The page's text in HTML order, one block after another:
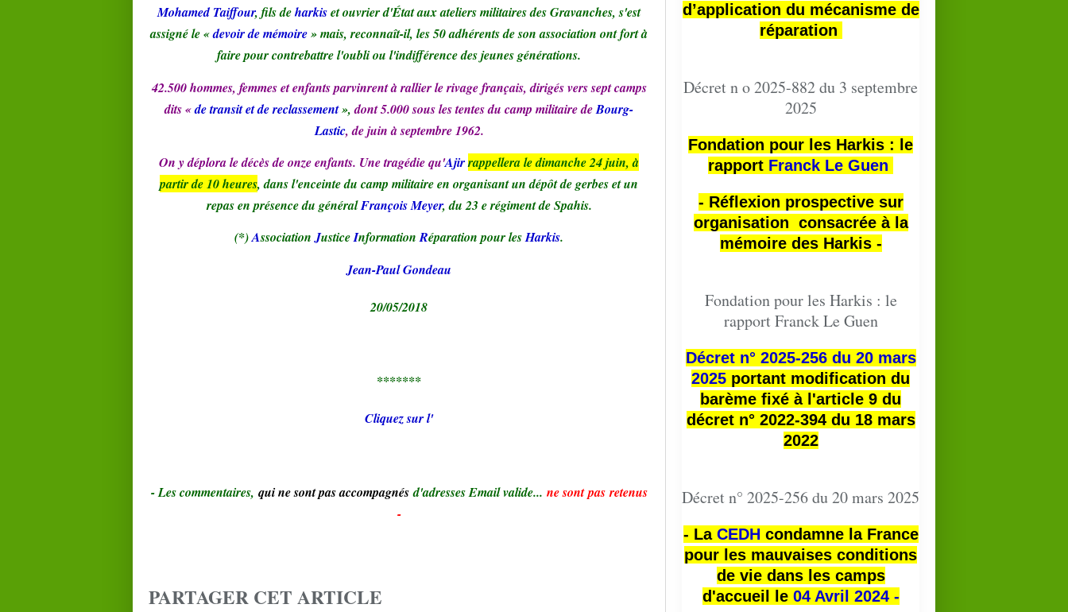
Mohamed Taiffour, fils deharkiset ouvrier d'État aux ateliers militaires des Gravanches, s'est
assigné le «devoir de mémoire» mais, reconnaît-il, les 50 adhérents de son association ont fort à
faire pour contrebattre l'oubli ou l'indifférence des jeunes générations.
42.500 hommes, femmes et enfants parvinrent à rallier le rivage français, dirigés vers sept camps
dits «de transit et de reclassement»,dont 5.000 sous les tentes du camp militaire deBourg-
Lastic, de juin à septembre 1962.
On y déplora le décès de onze enfants. Une tragédie qu'Ajirrappellera le dimanche 24 juin, à
partir de 10 heures, dans l'enceinte du camp militaire en organisant un dépôt de gerbes et un
repas en présence du généralFrançois Meyer, du 23 e régiment de Spahis.
(*)AssociationJusticeInformationRéparation pour lesHarkis.
Jean-Paul Gondeau
20/05/2018
*******
Cliquez sur l'
- Les commentaires, qui ne sont pas accompagnésd'adresses Email valide... ne sont pas retenus
-
PARTAGER CET ARTICLE
d’application du mécanisme de
réparation
Décret n o 2025-882 du 3 septembre
2025
Fondation pour les Harkis : le
rapport Franck Le Guen
- Réflexion prospective sur
organisation consacrée à la
mémoire des Harkis -
Fondation pour les Harkis : le
rapport Franck Le Guen
Décret n° 2025-256 du 20 mars
2025 portant modification du
barème fixé à l'article 9 du
décret n° 2022-394 du 18 mars
2022
Décret n° 2025-256 du 20 mars 2025
- La CEDHcondamne la France
pour les mauvaises conditions
de vie dans les camps
d'accueil le 04 Avril 2024 -